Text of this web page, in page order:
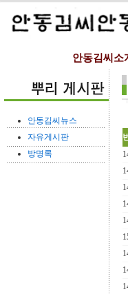
안동김씨소
안동김씨뉴스
자유게시판
방명록